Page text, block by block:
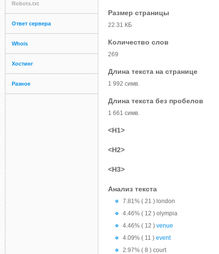
Robots.txt
Ответ сервера
Whois
Хостинг
Разное
Размер страницы
22.31 КБ
Количество слов
269
Длина текста на странице
1 992 симв.
Длина текста без пробелов
1 661 симв.
<H1>
<H2>
<H3>
Анализ текста
7.81% ( 21 ) london
4.46% ( 12 ) olympia
4.46% ( 12 ) venue
4.09% ( 11 ) event
2.97% ( 8 ) court